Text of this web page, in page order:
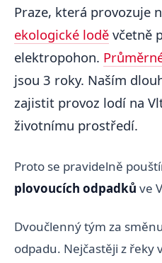
Praze, která provozuje
ekologické lodě včetně
elektropohon.
jsou 3 roky. Naším
zajistit provoz lodí na
životnímu prostředí.
Proto se pravidelně
plovoucích odpadků ve
Dvoučlenný tým za
odpadu. Nejčastěji z řeky